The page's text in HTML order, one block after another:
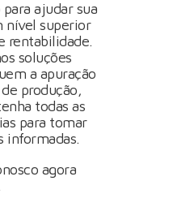
ajudar sua
nível superior
rentabilidade.
soluções
a apuração
produção,
todas as
para tomar
informadas.
agora